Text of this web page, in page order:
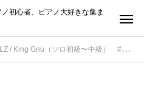
ノ初心者、ピアノ大好きな集ま
/ King Gnu（ソロ初級〜中級） #shorts